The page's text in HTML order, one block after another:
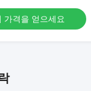
가격을 얻으세요